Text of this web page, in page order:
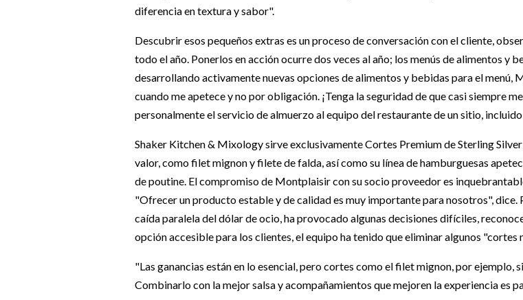
diferencia en textura y sabor".
Descubrir esos pequeños extras es un proceso de conversación con el cliente,
todo el año. Ponerlos en acción ocurre dos veces al año; los menús de alimentos y
desarrollando activamente nuevas opciones de alimentos y bebidas para el
cuando me apetece y no por obligación. ¡Tenga la seguridad de que casi siempre
personalmente el servicio de almuerzo al equipo del restaurante de un sitio,
Shaker Kitchen & Mixology sirve exclusivamente Cortes Premium de Sterling
valor, como filet mignon y filete de falda, así como su línea de hamburguesas
de poutine. El compromiso de Montplaisir con su socio proveedor es
"Ofrecer un producto estable y de calidad es muy importante para nosotros", dice.
caída paralela del dólar de ocio, ha provocado algunas decisiones difíciles,
opción accesible para los clientes, el equipo ha tenido que eliminar algunos "cortes
"Las ganancias están en lo esencial, pero cortes como el filet mignon, por
Combinarlo con la mejor salsa y acompañamientos que mejoren la experiencia es